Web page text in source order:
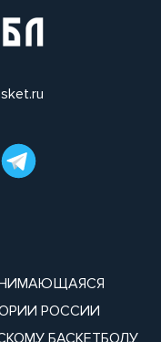
РОССИИ
БАСКЕТБОЛУ